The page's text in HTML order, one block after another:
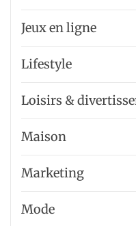
Jeux en ligne
Lifestyle
Loisirs &
Maison
Marketing
Mode